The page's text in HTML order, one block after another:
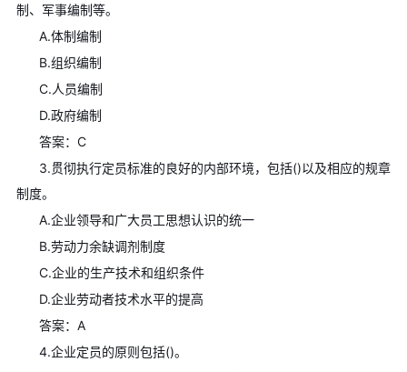
制、军事编制等。
A.体制编制
B.组织编制
C.人员编制
D.政府编制
答案：C
3.贯彻执行定员标准的良好的内部环境，包括()以及相应的规章
制度。
A.企业领导和广大员工思想认识的统一
B.劳动力余缺调剂制度
C.企业的生产技术和组织条件
D.企业劳动者技术水平的提高
答案：A
4.企业定员的原则包括()。